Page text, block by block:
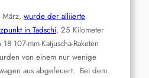
wurde der alliierte
in Tadschi, 25 Kilometer
107-mm-Katjuscha-Raketen
von einem nur wenige
aus abgefeuert. Bei dem